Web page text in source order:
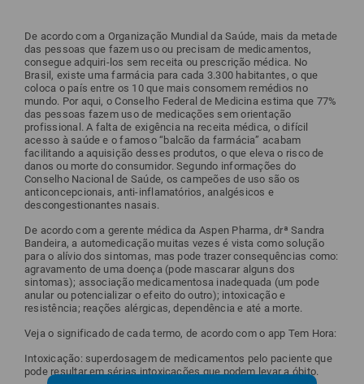
De acordo com a Organização Mundial da Saúde, mais da metade
das pessoas que fazem uso ou precisam de medicamentos,
consegue adquiri-los sem receita ou prescrição médica. No
Brasil, existe uma farmácia para cada 3.300 habitantes, o que
coloca o país entre os 10 que mais consomem remédios no
mundo. Por aqui, o Conselho Federal de Medicina estima que 77%
das pessoas fazem uso de medicações sem orientação
profissional. A falta de exigência na receita médica, o difícil
acesso à saúde e o famoso “balcão da farmácia” acabam
facilitando a aquisição desses produtos, o que eleva o risco de
danos ou morte do consumidor. Segundo informações do
Conselho Nacional de Saúde, os campeões de uso são os
anticoncepcionais, anti-inflamatórios, analgésicos e
descongestionantes nasais.
De acordo com a gerente médica da Aspen Pharma, drª Sandra
Bandeira, a automedicação muitas vezes é vista como solução
para o alívio dos sintomas, mas pode trazer consequências como:
agravamento de uma doença (pode mascarar alguns dos
sintomas); associação medicamentosa inadequada (um pode
anular ou potencializar o efeito do outro); intoxicação e
resistência; reações alérgicas, dependência e até a morte.
Veja o significado de cada termo, de acordo com o app Tem Hora:
Intoxicação: superdosagem de medicamentos pelo paciente que
pode resultar em sérias intoxicações que podem levar a óbito.